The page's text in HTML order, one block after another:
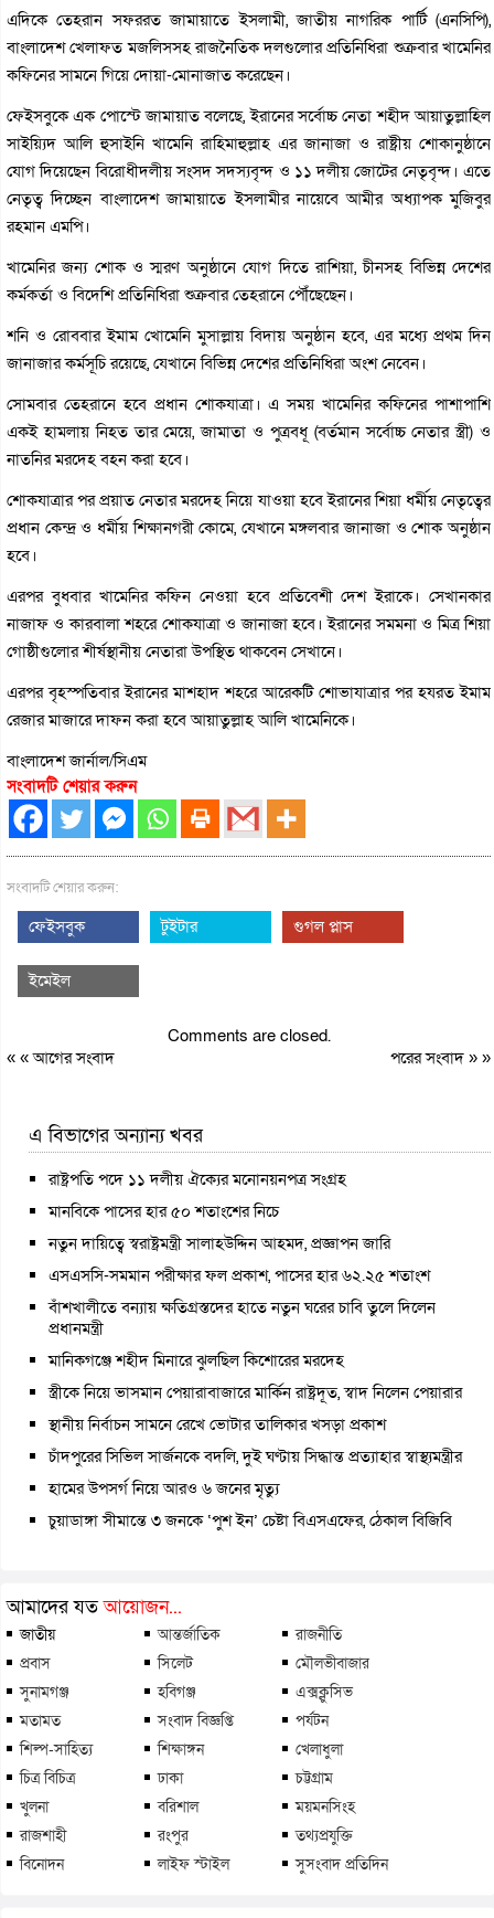
এদিকে তেহরান সফররত জামায়াতে ইসলামী, জাতীয় নাগরিক পার্টি (এনসিপি),
বাংলাদেশ খেলাফত মজলিসসহ রাজনৈতিক দলগুলোর প্রতিনিধিরা শুক্রবার খামেনির
কফিনের সামনে গিয়ে দোয়া-মোনাজাত করেছেন।
ফেইসবুকে এক পোস্টে জামায়াত বলেছে, ইরানের সর্বোচ্চ নেতা শহীদ আয়াতুল্লাহিল
সাইয়্যিদ আলি হুসাইনি খামেনি রাহিমাহুল্লাহ এর জানাজা ও রাষ্ট্রীয় শোকানুষ্ঠানে
যোগ দিয়েছেন বিরোধীদলীয় সংসদ সদস্যবৃন্দ ও ১১ দলীয় জোটের নেতৃবৃন্দ। এতে
নেতৃত্ব দিচ্ছেন বাংলাদেশ জামায়াতে ইসলামীর নায়েবে আমীর অধ্যাপক মুজিবুর
রহমান এমপি।
খামেনির জন্য শোক ও স্মরণ অনুষ্ঠানে যোগ দিতে রাশিয়া, চীনসহ বিভিন্ন দেশের
কর্মকর্তা ও বিদেশি প্রতিনিধিরা শুক্রবার তেহরানে পৌঁছেছেন।
শনি ও রোববার ইমাম খোমেনি মুসাল্লায় বিদায় অনুষ্ঠান হবে, এর মধ্যে প্রথম দিন
জানাজার কর্মসূচি রয়েছে, যেখানে বিভিন্ন দেশের প্রতিনিধিরা অংশ নেবেন।
সোমবার তেহরানে হবে প্রধান শোকযাত্রা। এ সময় খামেনির কফিনের পাশাপাশি
একই হামলায় নিহত তার মেয়ে, জামাতা ও পুত্রবধূ (বর্তমান সর্বোচ্চ নেতার স্ত্রী) ও
নাতনির মরদেহ বহন করা হবে।
শোকযাত্রার পর প্রয়াত নেতার মরদেহ নিয়ে যাওয়া হবে ইরানের শিয়া ধর্মীয় নেতৃত্বের
প্রধান কেন্দ্র ও ধর্মীয় শিক্ষানগরী কোমে, যেখানে মঙ্গলবার জানাজা ও শোক অনুষ্ঠান
হবে।
এরপর বুধবার খামেনির কফিন নেওয়া হবে প্রতিবেশী দেশ ইরাকে। সেখানকার
নাজাফ ও কারবালা শহরে শোকযাত্রা ও জানাজা হবে। ইরানের সমমনা ও মিত্র শিয়া
গোষ্ঠীগুলোর শীর্ষস্থানীয় নেতারা উপস্থিত থাকবেন সেখানে।
এরপর বৃহস্পতিবার ইরানের মাশহাদ শহরে আরেকটি শোভাযাত্রার পর হযরত ইমাম
রেজার মাজারে দাফন করা হবে আয়াতুল্লাহ আলি খামেনিকে।
বাংলাদেশ জার্নাল/সিএম
সংবাদটি শেয়ার করুন
সংবাদটি শেয়ার করুন:
ফেইসবুক টুইটার গুগল প্লাস
ইমেইল
Comments are closed.
« «আগের সংবাদ পরের সংবাদ» »
এ বিভাগের অন্যান্য খবর
রাষ্ট্রপতি পদে ১১ দলীয় ঐক্যের মনোনয়নপত্র সংগ্রহ
মানবিকে পাসের হার ৫০ শতাংশের নিচে
নতুন দায়িত্বে স্বরাষ্ট্রমন্ত্রী সালাহউদ্দিন আহমদ, প্রজ্ঞাপন জারি
এসএসসি-সমমান পরীক্ষার ফল প্রকাশ, পাসের হার ৬২.২৫ শতাংশ
বাঁশখালীতে বন্যায় ক্ষতিগ্রস্তদের হাতে নতুন ঘরের চাবি তুলে দিলেন
প্রধানমন্ত্রী
মানিকগঞ্জে শহীদ মিনারে ঝুলছিল কিশোরের মরদেহ
স্ত্রীকে নিয়ে ভাসমান পেয়ারাবাজারে মার্কিন রাষ্ট্রদূত, স্বাদ নিলেন পেয়ারার
স্থানীয় নির্বাচন সামনে রেখে ভোটার তালিকার খসড়া প্রকাশ
চাঁদপুরের সিভিল সার্জনকে বদলি, দুই ঘণ্টায় সিদ্ধান্ত প্রত্যাহার স্বাস্থ্যমন্ত্রীর
হামের উপসর্গ নিয়ে আরও ৬ জনের মৃত্যু
চুয়াডাঙ্গা সীমান্তে ৩ জনকে ‘পুশ ইন’ চেষ্টা বিএসএফের, ঠেকাল বিজিবি
আমাদের যতআয়োজন...
জাতীয় আন্তর্জাতিক
রাজনীতি
প্রবাস
সিলেট
মৌলভীবাজার
সুনামগঞ্জ
হবিগঞ্জ
এক্সক্লুসিভ
মতামত
সংবাদ বিজ্ঞপ্তি
পর্যটন
শিল্প-সাহিত্য
শিক্ষাঙ্গন
খেলাধুলা
চিত্র বিচিত্র
ঢাকা
চট্টগ্রাম
খুলনা
বরিশাল
ময়মনসিংহ
রাজশাহী
রংপুর
তথ্যপ্রযুক্তি
বিনোদন
লাইফ স্টাইল সুসংবাদ প্রতিদিন